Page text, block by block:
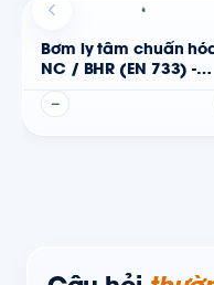
Bơm ly tâm chuẩn
NC / BHR (EN 733) -
Caprari
—